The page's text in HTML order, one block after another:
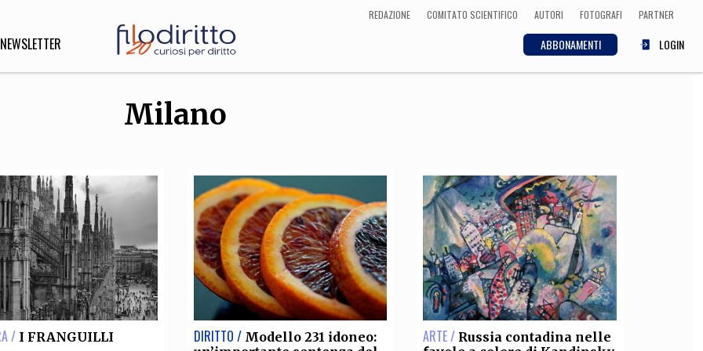
REDAZIONE COMITATO SCIENTIFICO AUTORI FOTOGRAFI PARTNER
ABBONAMENTI LOGIN
NEWSLETTER
Medicina
INNOVAZIONE
Scienze informatiche,
Architettura, Ingegneria
CULTURA
Arte, Cinema, Musica,
Letteratura
Milano
/ I FRANGUILLI DIRITTO / Modello 231 idoneo:
ARTE / Russia contadina nelle